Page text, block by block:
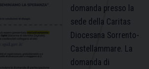
domanda presso la
sede della Caritas
Diocesana Sorrento-
Castellammare. La
domanda di